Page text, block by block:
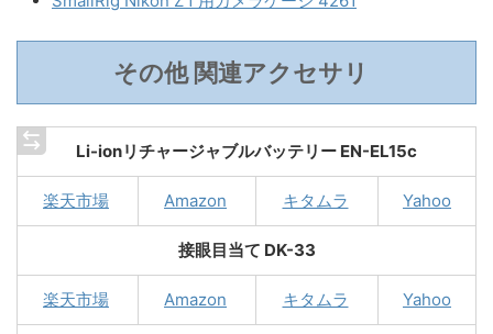
その他 関連アクセサリ
Li-ionリチャージャブルバッテリー EN-EL15c
楽天市場 Amazon キタムラ Yahoo
接眼目当て DK-33
楽天市場 Amazon キタムラ Yahoo